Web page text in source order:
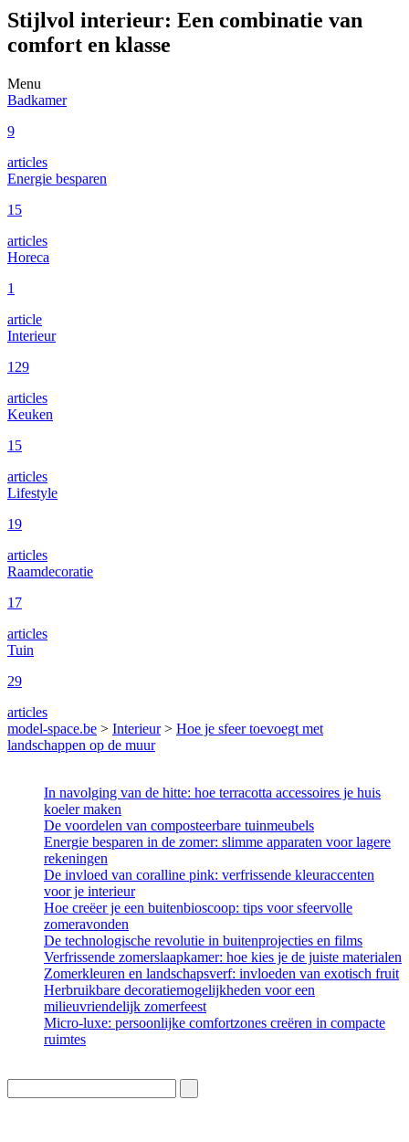
Stijlvol interieur: Een combinatie van
comfort en klasse
Menu
Badkamer
9
articles
Energie besparen
15
articles
Horeca
1
article
Interieur
129
articles
Keuken
15
articles
Lifestyle
19
articles
Raamdecoratie
17
articles
Tuin
29
articles
model-space.be > Interieur> Hoe je sfeer toevoegt met
landschappen op de muur
In navolging van de hitte: hoe terracotta accessoires je huis
koeler maken
De voordelen van composteerbare tuinmeubels
Energie besparen in de zomer: slimme apparaten voor lagere
rekeningen
De invloed van coralline pink: verfrissende kleuraccenten
voor je interieur
Hoe creëer je een buitenbioscoop: tips voor sfeervolle
zomeravonden
De technologische revolutie in buitenprojecties en films
Verfrissende zomerslaapkamer: hoe kies je de juiste materialen
Zomerkleuren en landschapsverf: invloeden van exotisch fruit
Herbruikbare decoratiemogelijkheden voor een
milieuvriendelijk zomerfeest
Micro-luxe: persoonlijke comfortzones creëren in compacte
ruimtes